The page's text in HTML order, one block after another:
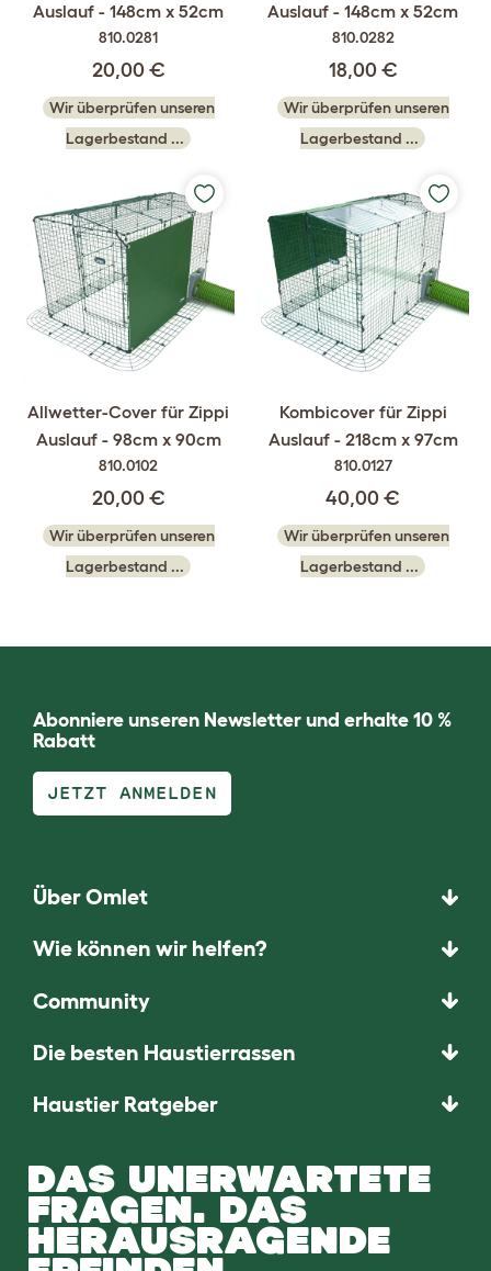
Auslauf - 148cm x 52cm
810.0281
20,00 €
Wir überprüfen unseren
Lagerbestand ...
Auslauf - 148cm x 52cm
810.0282
18,00 €
Wir überprüfen unseren
Lagerbestand ...
Allwetter-Cover für Zippi
Auslauf - 98cm x 90cm
810.0102
20,00 €
Wir überprüfen unseren
Lagerbestand ...
Kombicover für Zippi
Auslauf - 218cm x 97cm
810.0127
40,00 €
Wir überprüfen unseren
Lagerbestand ...
Abonniere unseren Newsletter und erhalte 10 %
Rabatt
JETZT ANMELDEN
Über Omlet
Wie können wir helfen?
Community
Die besten Haustierrassen
Haustier Ratgeber
DAS UNERWARTETE
FRAGEN. DAS
HERAUSRAGENDE